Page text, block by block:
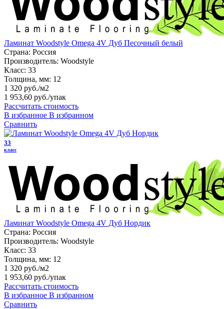
Ламинат Woodstyle Omega 4V Дуб Песочный белый
Страна: Россия
Производитель: Woodstyle
Класс: 33
Толщина, мм: 12
1 320 руб./м2
1 953,60 руб./упак
Рассчитать стоимость
В избранное В избранном
Сравнить
33
класс
Ламинат Woodstyle Omega 4V Дуб Нордик
Страна: Россия
Производитель: Woodstyle
Класс: 33
Толщина, мм: 12
1 320 руб./м2
1 953,60 руб./упак
Рассчитать стоимость
В избранное В избранном
Сравнить